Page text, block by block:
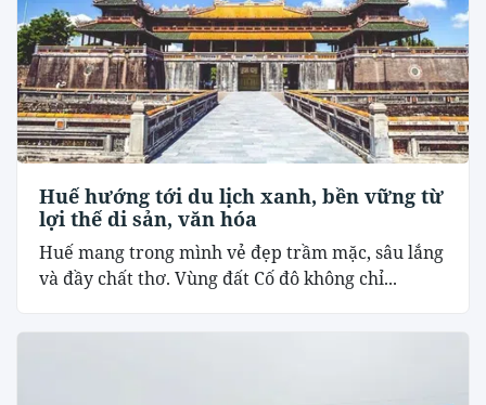
Huế hướng tới du lịch xanh, bền vững từ
lợi thế di sản, văn hóa
Huế mang trong mình vẻ đẹp trầm mặc, sâu lắng
và đầy chất thơ. Vùng đất Cố đô không chỉ...